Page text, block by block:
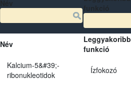
Név
Leggyakoribb
funkció
Kalcium-5&#39;-
ribonukleotidok
Ízfokozó